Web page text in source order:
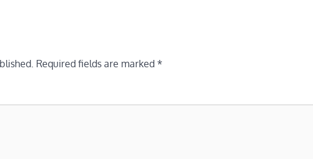
Required fields are marked *